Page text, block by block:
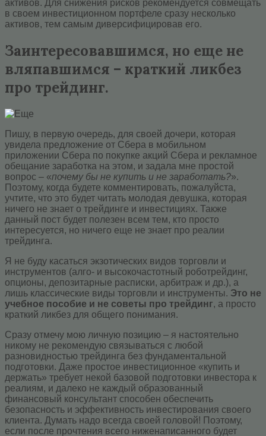
активов. Для снижения рисков рекомендуется совмещать
в своем инвестиционном портфеле сразу несколько
активов, тем самым диверсифицировав его.
Заинтересовавшимся, но еще не
вляпавшимся – краткий ликбез
про трейдинг.
Пишу, в первую очередь, для своей дочери, которая
увидела предложение от Сбера в мобильном
приложении Сбера по покупке акций Сбера и рекламное
обещание заработка на этом, и задала мне простой
вопрос – «почему бы не купить и не заработать?».
Поэтому, когда будете комментировать, пожалуйста,
учтите, что это будет читать молодая девушка, которая
ничего не знает о трейдинге и инвестициях. Также
данный пост будет полезен всем тем, кто просто
интересуется, но ничего еще не знает про реалии
трейдинга.
Я не буду касаться экзотических видов торговли и
инструментов (алго- и высокочастотный роботрейдинг,
опционы, депозитарные расписки, арбитраж и др.), а
лишь классические виды торговли и инструменты. Это не
учебное пособие и не советы про трейдинг, а просто
краткий ликбез для общего понимания.
Сразу отмечу мою личную позицию – я настоятельно
никому не рекомендую связываться с любой
разновидностью трейдинга без фундаментальной
подготовки. Даже простое инвестиционное «купить и
держать» требует некой базовой подготовки инвестора к
реалиям, и далеко не каждый образованный
финансовый консультант способен обеспечить
безопасность и эффективность инвестирования своего
клиента. Думать надо всегда своей головой! Поэтому,
если после прочтения всего ниженаписанного будет